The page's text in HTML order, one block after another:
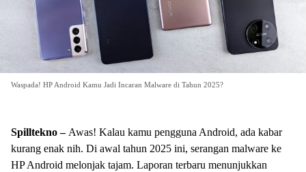
Waspada! HP Android Kamu Jadi Incaran Malware di Tahun 2025?
Spilltekno – Awas! Kalau kamu pengguna Android, ada kabar
kurang enak nih. Di awal tahun 2025 ini, serangan malware ke
HP Android melonjak tajam. Laporan terbaru menunjukkan